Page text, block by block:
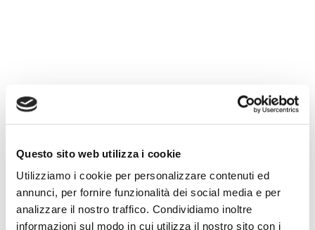
Questo sito web utilizza i cookie
Utilizziamo i cookie per personalizzare contenuti ed
annunci, per fornire funzionalità dei social media e per
analizzare il nostro traffico. Condividiamo inoltre
informazioni sul modo in cui utilizza il nostro sito con i